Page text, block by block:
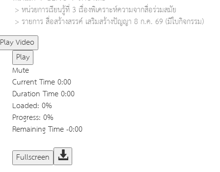
หน่วยการเรียนรู้ที่ 3 เรื่องพิเคราะห์ความจากสื่อร่วมสมัย
รายการ สื่อสร้างสรรค์ เสริมสร้างปัญญา 8 ก.ค. 69 (มีใบกิจกรรม)
Play Video
Play
Mute
Current Time0:00
Duration Time0:00
Loaded: 0%
Progress: 0%
Remaining Time-0:00
Fullscreen